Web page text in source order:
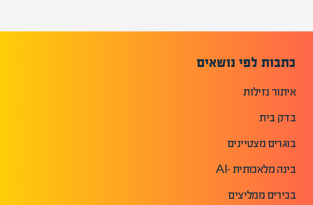
כתבות לפי נושאים
איתור נזילות
בדק בית
בוגרים מצטיינים
בינה מלאכותית -AI
בכירים ממליצים